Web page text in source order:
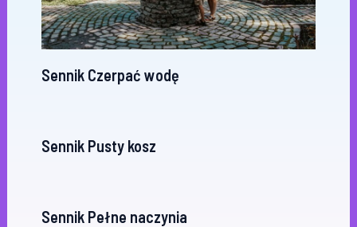
Sennik Czerpać wodę
Sennik Pusty kosz
Sennik Pełne naczynia